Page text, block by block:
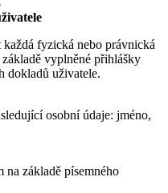
fyzická nebo právnická
vyplněné přihlášky
dokladů uživatele.
osobní údaje: jméno,
na základě písemného